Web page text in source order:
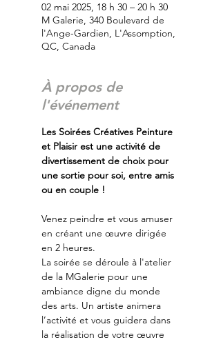
02 mai 2025, 18 h 30 – 20 h 30
M Galerie, 340 Boulevard de
l'Ange-Gardien, L'Assomption,
QC, Canada
À propos de
l'événement
Les Soirées Créatives Peinture
et Plaisir est une activité de
divertissement de choix pour
une sortie pour soi, entre amis
ou en couple !
Venez peindre et vous amuser
en créant une œuvre dirigée
en 2 heures.
La soirée se déroule à l'atelier
de la MGalerie pour une
ambiance digne du monde
des arts. Un artiste animera
l’activité et vous guidera dans
la réalisation de votre œuvre